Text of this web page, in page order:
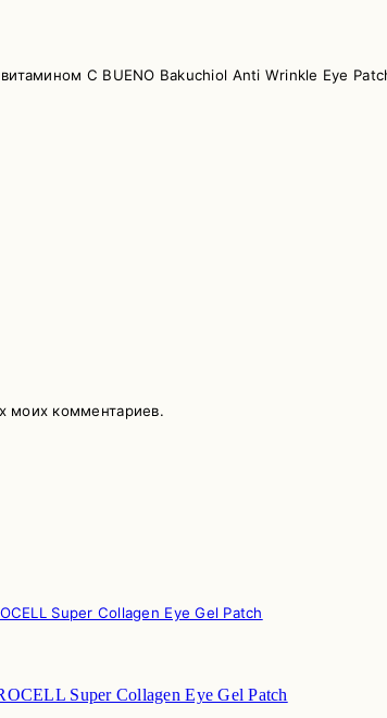
С BUENO Bakuchiol Anti Wrinkle Eye
моих комментариев.
Super Collagen Eye Gel Patch